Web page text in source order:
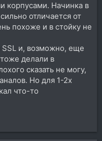
корпусами. Начинка в
отличается от
похоже и в стойку не
SSL и, возможно, еще
делали в
сказать не могу,
Но для 1-2х
что-то